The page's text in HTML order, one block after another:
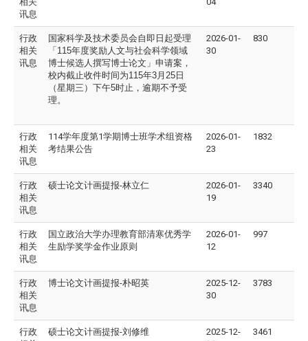
讯息
行政
相关
讯息
国家科学及技术委员会自即日起受理
「 115年度奖励人文与社会科学领域
博士候选人撰写博士论文」申请案，
校内截止收件时间为115年3月 25 日
（星期三）下午5时止，逾期不予受
理。
2026-01-
30
830
行政
相关
讯息
114学年度第1学期博士班学术组资格
考结果公告
2026-01-
23
1832
行政
相关
讯息
硕士论文计画提报-林立仁
2026-01-
19
3340
行政
相关
讯息
国立政治大学办理教育部清寒优秀学
生励学奖学金作业原则
2026-01-
12
997
行政
相关
讯息
博士论文计画提报-朴昭英
2025-12-
30
3783
行政
硕士论文计画提报-刘修维
2025-12-
3461